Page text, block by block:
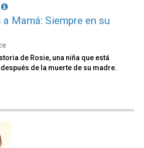
a Mamá: Siempre en su
de Rosie, una niña que está
de la muerte de su madre.